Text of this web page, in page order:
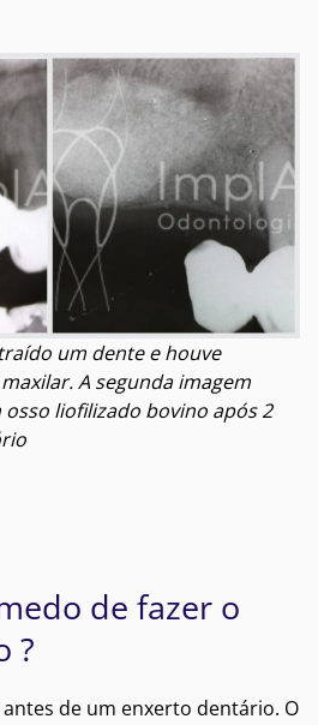
um dente e houve
A segunda imagem
liofilizado bovino após 2
de fazer o
?
de um enxerto dentário. O